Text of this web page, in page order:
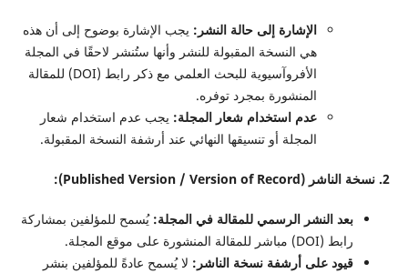
الإشارة إلى حالة النشر: يجب الإشارة بوضوح إلى أن هذه
هي النسخة المقبولة للنشر وأنها ستُنشر لاحقًا في المجلة
الأفروآسيوية للبحث العلمي مع ذكر رابط (DOI) للمقالة
المنشورة بمجرد توفره.
عدم استخدام شعار المجلة: يجب عدم استخدام شعار
المجلة أو تنسيقها النهائي عند أرشفة النسخة المقبولة.
2. نسخة الناشر (Published Version / Version of Record):
بعد النشر الرسمي للمقالة في المجلة: يُسمح للمؤلفين بمشاركة
رابط (DOI) مباشر للمقالة المنشورة على موقع المجلة.
قيود على أرشفة نسخة الناشر: لا يُسمح عادةً للمؤلفين بنشر